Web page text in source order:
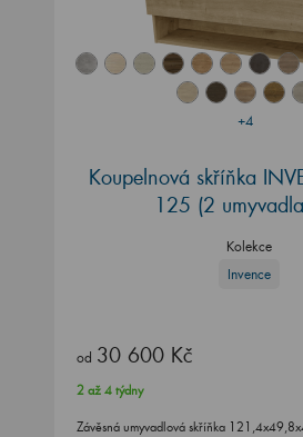
+4
Koupelnová skříňka
125 (2
Kolekce
Invence
od 30 600 Kč
2 až 4 týdny
Závěsná umyvadlová skříňka